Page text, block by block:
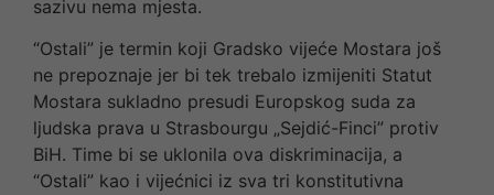
sazivu nema mjesta.
“Ostali” je termin koji Gradsko vijeće Mostara još
ne prepoznaje jer bi tek trebalo izmijeniti Statut
Mostara sukladno presudi Europskog suda za
ljudska prava u Strasbourgu „Sejdić-Finci” protiv
BiH. Time bi se uklonila ova diskriminacija, a
“Ostali” kao i vijećnici iz sva tri konstitutivna